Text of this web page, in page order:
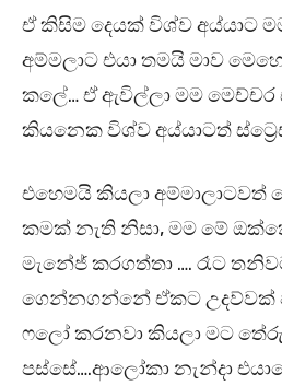
ඒ කිසිම දෙයක් විශ්ව අය්යාට
අම්මලාට එයා තමයි මාව
කලේ… ඒ ඇවිල්ලා මම මෙච්චර
කියනෙක විශ්ව අය්යාටත්
එහෙමයි කියලා
කමක් නැති නිසා, මම මේ
මැනේජ් කරගත්තා …. රෑට
ගෙන්නගන්නේ ඒකට උදව්වක්
ෆලෝ කරනවා කියලා මට
පස්සේ….ආලෝකා නැන්දා